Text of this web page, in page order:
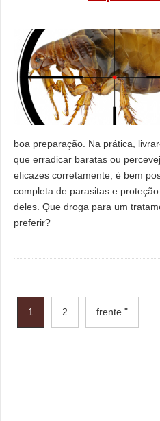
boa preparação. Na prática,
que erradicar baratas ou
eficazes corretamente, é bem
completa de parasitas e
deles. Que droga para um
preferir?
1 2 frente "